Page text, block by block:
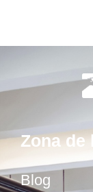
Zona de
Blog